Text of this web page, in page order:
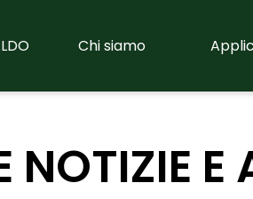
Chi siamo
NOTIZIE